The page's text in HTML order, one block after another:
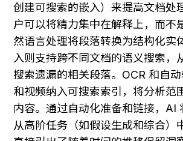
创建可搜索的嵌入）来提高文档处
户可以将精力集中在解释上，而不
然语言处理将段落转换为结构化实
入则支持跨不同文档的语义搜索，
搜索遗漏的相关段落。OCR 和自
和视频纳入可搜索索引，将分析范
内容。通过自动化准备和链接，AI
从高阶任务（如假设生成和综合）